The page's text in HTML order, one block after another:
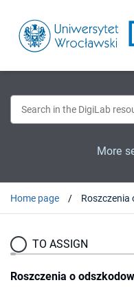
More
Home page
TO ASSIGN
Roszczenia o